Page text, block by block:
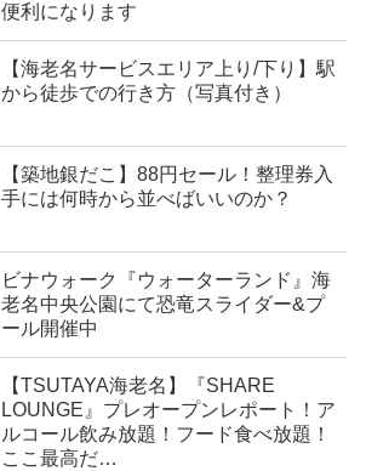
便利になります
【海老名サービスエリア上り/下り】駅
から徒歩での行き方（写真付き）
【築地銀だこ】88円セール！整理券入
手には何時から並べばいいのか？
ビナウォーク『ウォーターランド』海
老名中央公園にて恐竜スライダー&プ
ール開催中
【TSUTAYA海老名】『SHARE
LOUNGE』プレオープンレポート！ア
ルコール飲み放題！フード食べ放題！
ここ最高だ…